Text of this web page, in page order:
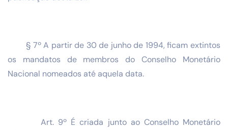
§ 7º A partir de 30 de junho de 1994, ficam extintos
os mandatos de membros do Conselho Monetário
Nacional nomeados até aquela data.
Art. 9º É criada junto ao Conselho Monetário